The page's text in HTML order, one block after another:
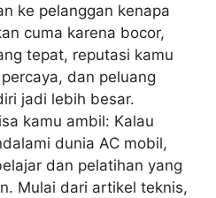
ke pelanggan kenapa
cuma karena bocor,
tepat, reputasi kamu
dan peluang
jadi lebih besar.
kamu ambil: Kalau
dunia AC mobil,
dan pelatihan yang
Mulai dari artikel teknis,